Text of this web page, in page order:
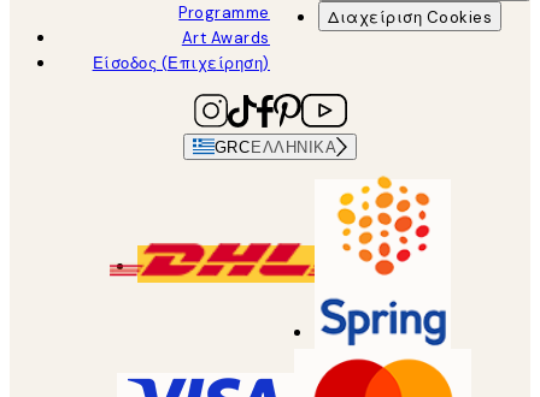
Programme
Art Awards
Είσοδος (Επιχείρηση)
Διαχείριση Cookies
GRCΕΛΛΗΝΙΚΆ